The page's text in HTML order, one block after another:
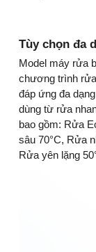
Tùy chọn đa
Model máy rửa
chương trình
đáp ứng đa
dùng từ rửa
bao gồm: Rửa
sâu 70°C, Rửa
Rửa yên lặng